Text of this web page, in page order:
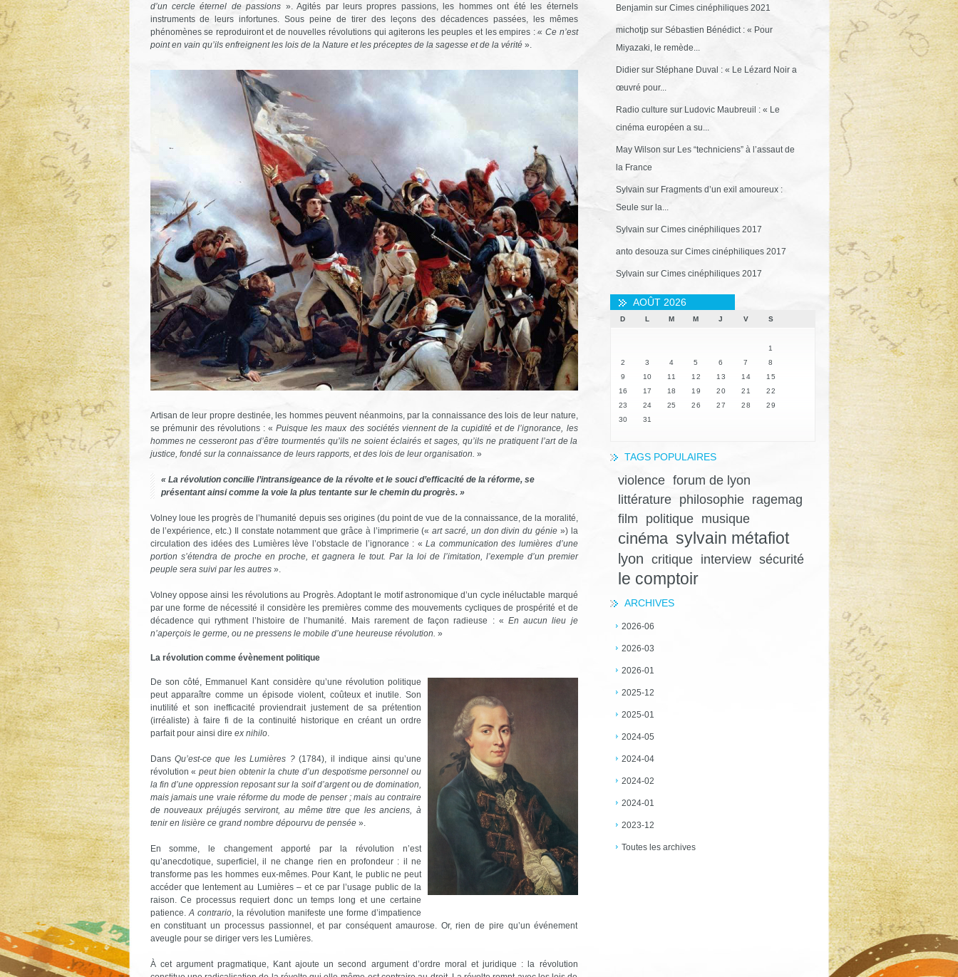
Benjamin sur Cimes cinéphiliques 2021
michotjpsur Sébastien Bénédict : « Pour
Miyazaki, le remède...
Didiersur Stéphane Duval : « Le Lézard Noir a
œuvré pour...
Radio culture sur Ludovic Maubreuil : « Le
cinéma européen a su...
May Wilson sur Les “techniciens” à l’assaut de
la France
Sylvain sur Fragments d’un exil amoureux :
Seule sur la...
Sylvain sur Cimes cinéphiliques 2017
anto desouzasur Cimes cinéphiliques 2017
Sylvain sur Cimes cinéphiliques 2017
AOÛT 2026
D L M M J V S
1
2
3 4 5 6 7
8
9
10 11 12 13 14
15
16
17 18 19 20 21
22
23
24 25 26 27 28
29
30
31
TAGS POPULAIRES
violence forum de lyon
littérature
philosophie
ragemag
film
politique musique
cinéma sylvain métafiot
lyon critique interview sécurité
le comptoir
ARCHIVES
2026-06
2026-03
2026-01
2025-12
2025-01
2024-05
2024-04
2024-02
2024-01
2023-12
Toutes les archives
d’un cercle éternel de passions ». Agités par leurs propres passions, les hommes ont été les éternels
instruments de leurs infortunes. Sous peine de tirer des leçons des décadences passées, les mêmes
phénomènes se reproduiront et de nouvelles révolutions qui agiterons les peuples et les empires : « Ce n’est
point en vain qu’ils enfreignent les lois de la Nature et les préceptes de la sagesse et de la vérité».
Artisan de leur propre destinée, les hommes peuvent néanmoins, par la connaissance des lois de leur nature,
se prémunir des révolutions : «Puisque les maux des sociétés viennent de la cupidité et de l’ignorance, les
hommes ne cesseront pas d’être tourmentés qu’ils ne soient éclairés et sages, qu’ils ne pratiquent l’art de la
justice, fondé sur la connaissance de leurs rapports, et des lois de leur organisation. »
« La révolution concilie l’intransigeance de la révolte et le souci d’efficacité de la réforme, se
présentant ainsi comme la voie la plus tentante sur le chemin du progrès. »
Volney loue les progrès de l’humanité depuis ses origines (du point de vue de la connaissance, de la moralité,
de l’expérience, etc.) Il constate notamment que grâce à l’imprimerie («art sacré, un don divin du génie») la
circulation des idées des Lumières lève l’obstacle de l’ignorance : «La communication des lumières d’une
portion s’étendra de proche en proche, et gagnera le tout. Par la loi de l’imitation, l’exemple d’un premier
peuple sera suivi par les autres ».
Volney oppose ainsi les révolutions au Progrès. Adoptant le motif astronomique d’un cycle inéluctable marqué
par une forme de nécessité il considère les premières comme des mouvements cycliques de prospérité et de
décadence qui rythment l’histoire de l’humanité. Mais rarement de façon radieuse : « En aucun lieu je
n’aperçois le germe, ou ne pressens le mobile d’une heureuse révolution. »
La révolution comme évènement politique
De son côté, Emmanuel Kant considère qu’une révolution politique
peut apparaître comme un épisode violent, coûteux et inutile. Son
inutilité et son inefficacité proviendrait justement de sa prétention
(irréaliste) à faire fi de la continuité historique en créant un ordre
parfait pour ainsi dire ex nihilo.
Dans Qu’est-ce que les Lumières ?(1784), il indique ainsi qu’une
révolution «peut bien obtenir la chute d’un despotisme personnel ou
la fin d’une oppression reposant sur la soif d’argent ou de domination,
mais jamais une vraie réforme du mode de penser ; mais au contraire
de nouveaux préjugés serviront, au même titre que les anciens, à
tenir en lisière ce grand nombre dépourvu de pensée».
En somme, le changement apporté par la révolution n’est
qu’anecdotique, superficiel, il ne change rien en profondeur : il ne
transforme pas les hommes eux-mêmes. Pour Kant, le public ne peut
accéder que lentement au Lumières – et ce par l’usage public de la
raison. Ce processus requiert donc un temps long et une certaine
patience.A contrario, la révolution manifeste une forme d’impatience
en constituant un processus passionnel, et par conséquent amaurose. Or, rien de pire qu’un événement
aveugle pour se diriger vers les Lumières.
À cet argument pragmatique, Kant ajoute un second argument d’ordre moral et juridique : la révolution